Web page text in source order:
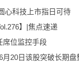
心科技上市指日可待
】|焦点速递
席位监控手段
月20日该股突破长期盘